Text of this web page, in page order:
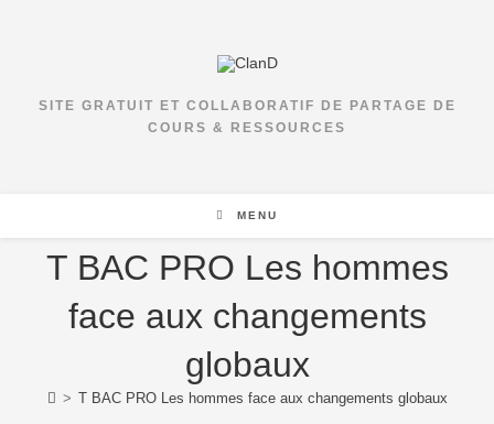
SITE GRATUIT ET COLLABORATIF DE PARTAGE DE
COURS & RESSOURCES
MENU
T BAC PRO Les hommes
face aux changements
globaux
> T BAC PRO Les hommes face aux changements globaux